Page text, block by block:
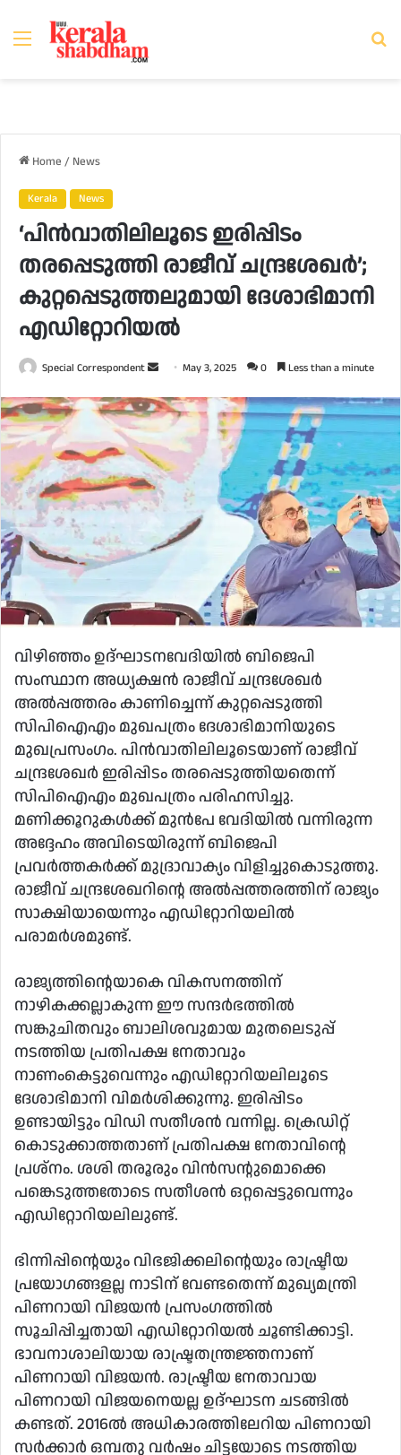
Menu
Home / News
Kerala News
‘പിന്‍വാതിലിലൂടെ ഇരിപ്പിടം
തരപ്പെടുത്തി രാജീവ് ചന്ദ്രശേഖര്‍’;
കുറ്റപ്പെടുത്തലുമായി ദേശാഭിമാനി
എഡിറ്റോറിയല്‍
Special Correspondent
Send
email
May 3, 2025 0 Less than a minute
വിഴിഞ്ഞം ഉദ്ഘാടനവേദിയില്‍ ബിജെപി
സംസ്ഥാന അധ്യക്ഷന്‍ രാജീവ് ചന്ദ്രശേഖര്‍
അല്‍പ്പത്തരം കാണിച്ചെന്ന് കുറ്റപ്പെടുത്തി
സിപിഐഎം മുഖപത്രം ദേശാഭിമാനിയുടെ
മുഖപ്രസംഗം. പിന്‍വാതിലിലൂടെയാണ് രാജീവ്
ചന്ദ്രശേഖര്‍ ഇരിപ്പിടം തരപ്പെടുത്തിയതെന്ന്
സിപിഐഎം മുഖപത്രം പരിഹസിച്ചു.
മണിക്കൂറുകള്‍ക്ക് മുന്‍പേ വേദിയില്‍ വന്നിരുന്ന
അദ്ദേഹം അവിടെയിരുന്ന് ബിജെപി
പ്രവര്‍ത്തകര്‍ക്ക് മുദ്രാവാക്യം വിളിച്ചുകൊടുത്തു.
രാജീവ് ചന്ദ്രശേഖറിന്റെ അല്‍പ്പത്തരത്തിന് രാജ്യം
സാക്ഷിയായെന്നും എഡിറ്റോറിയലില്‍
പരാമര്‍ശമുണ്ട്.
രാജ്യത്തിന്റെയാകെ വികസനത്തിന്
നാഴികക്കല്ലാകുന്ന ഈ സന്ദര്‍ഭത്തില്‍
സങ്കുചിതവും ബാലിശവുമായ മുതലെടുപ്പ്
നടത്തിയ പ്രതിപക്ഷ നേതാവും
നാണംകെട്ടുവെന്നും എഡിറ്റോറിയലിലൂടെ
ദേശാഭിമാനി വിമര്‍ശിക്കുന്നു. ഇരിപ്പിടം
ഉണ്ടായിട്ടും വിഡി സതീശന്‍ വന്നില്ല. ക്രെഡിറ്റ്
കൊടുക്കാത്തതാണ് പ്രതിപക്ഷ നേതാവിന്റെ
പ്രശ്‌നം. ശശി തരൂരും വിന്‍സന്റുമൊക്കെ
പങ്കെടുത്തതോടെ സതീശന്‍ ഒറ്റപ്പെട്ടുവെന്നും
എഡിറ്റോറിയലിലുണ്ട്.
ഭിന്നിപ്പിന്റെയും വിഭജിക്കലിന്റെയും രാഷ്ട്രീയ
പ്രയോഗങ്ങളല്ല നാടിന് വേണ്ടതെന്ന് മുഖ്യമന്ത്രി
പിണറായി വിജയന്‍ പ്രസംഗത്തില്‍
സൂചിപ്പിച്ചതായി എഡിറ്റോറിയല്‍ ചൂണ്ടിക്കാട്ടി.
ഭാവനാശാലിയായ രാഷ്ട്രതന്ത്രജ്ഞനാണ്
പിണറായി വിജയന്‍. രാഷ്ട്രീയ നേതാവായ
പിണറായി വിജയനെയല്ല ഉദ്ഘാടന ചടങ്ങില്‍
കണ്ടത്. 2016ല്‍ അധികാരത്തിലേറിയ പിണറായി
സര്‍ക്കാര്‍ ഒമ്പതു വര്‍ഷം ചിട്ടയോടെ നടത്തിയ